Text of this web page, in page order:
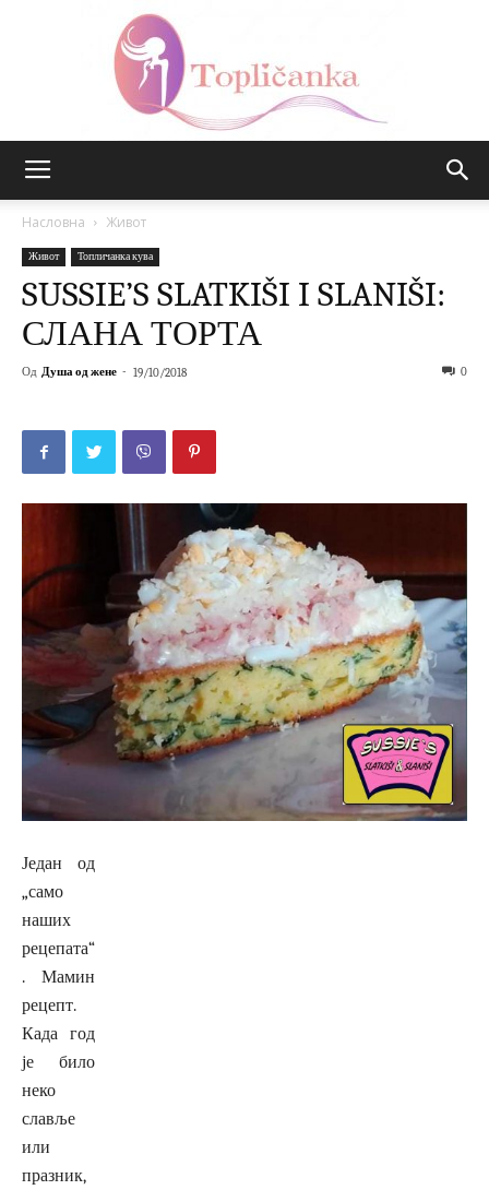
Насловна Живот
Живот Топличанка кува
SUSSIE’S SLATKIŠI I SLANIŠI:
СЛАНА ТОРТА
Од Душа од жене - 19/10/2018 0
Један од
„само
наших
рецепата“
. Мамин
рецепт.
Када год
је било
неко
славље
или
празник,